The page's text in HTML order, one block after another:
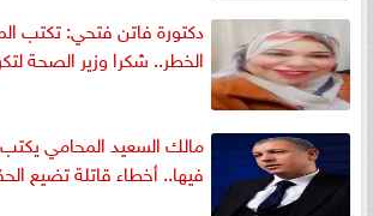
دكتورة فاتن فتحي: تكتب
الخطر.. شكرا وزير الصحة
مالك السعيد المحامي
فيها.. أخطاء قاتلة تضيع